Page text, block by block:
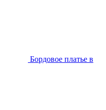
Бордовое платье в